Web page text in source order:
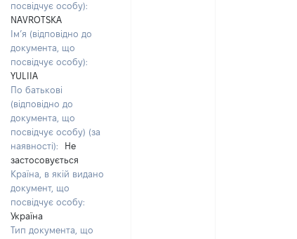
посвідчує особу):
NAVROTSKA
Ім’я (відповідно до
документа, що
посвідчує особу):
YULIIA
По батькові
(відповідно до
документа, що
посвідчує особу) (за
наявності):
Не
застосовується
Країна, в якій видано
документ, що
посвідчує особу:
Україна
Тип документа, що